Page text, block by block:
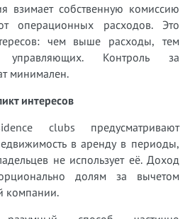
взимает собственную комиссию
операционных расходов. Это
чем выше расходы, тем
управляющих. Контроль за
минимален.
интересов
clubs предусматривают
в аренду в периоды,
не использует её. Доход
долям за вычетом
компании.